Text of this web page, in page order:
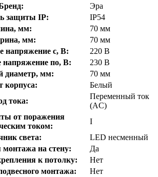
Эра
защиты IP:
IP54
мм:
70 мм
мм:
70 мм
напряжение с, В:
220 В
напряжение по, В:
230 В
диаметр, мм:
70 мм
корпуса:
Белый
тока:
Переменный ток
(AC)
от поражения
током:
I
света:
LED несменный
монтажа на стену:
Да
к потолку:
Нет
монтажа:
Нет